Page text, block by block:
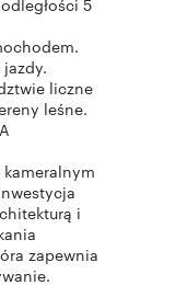
5
liczne
leśne.
i
zapewnia